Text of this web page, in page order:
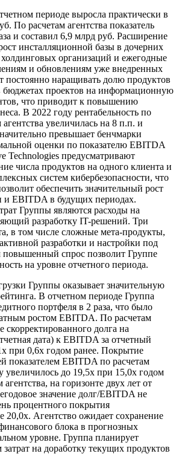
периоде выросла практически в
По расчетам агентства показатель
и составил 6,9 млрд руб. Расширение
инсталляционной базы в дочерних
организаций и ежегодные
и обновлениям уже внедренных
постоянно наращивать долю продуктов
бюджетах проектов на информационную
что приводит к повышению
В 2022 году рентабельность по
увеличилась на 8 п.п. и
превышает бенчмарки
оценки по показателю EBITDA
Technologies предусматривают
числа продуктов на одного клиента и
систем кибербезопасности, что
обеспечить значительный рост
и EBITDA в будущих периодах.
Группы являются расходы на
разработку IT-решений. Три
в том числе сложные мета-продукты,
разработки и настройки под
повышенный спрос позволит Группе
на уровне отчетного периода.
Группы оказывает значительную
В отчетном периоде Группа
портфеля в 2 раза, что было
ростом EBITDA. По расчетам
скорректированного долга на
дата) к EBITDA за отчетный
при 0,6х годом ранее. Покрытие
показателем EBITDA по расчетам
увеличилось до 19,5х при 15,0х годом
на горизонте двух лет от
значение долг/EBITDA не
процентного покрытия
20,0х. Агентство ожидает сохранение
блока в прогнозных
уровне. Группа планирует
на доработку текущих продуктов